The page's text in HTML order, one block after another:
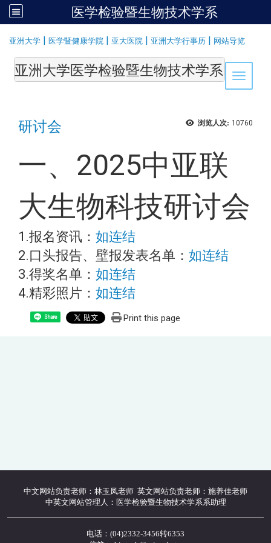
医学检验暨生物技术学系
亚洲大学 | 医学暨健康学院 | 亚大医院 | 亚洲大学行事历 | 网站导览
Toggle
亚洲大学医学检验暨生物技术学系
浏览人次: 10760
研讨会
一、2025中亚联
大生物科技研讨会
1.报名资讯： 如连结
2.口头报告、壁报发表名单： 如连结
3.得奖名单： 如连结
4.精彩照片： 如连结
Share Print this page
中文网站负责老师：林玉凤老师 英文网站负责老师：施养佳老师
中英文网站管理人：医学检验暨生物技术学系系助理
电话：(04)2332-3456转6353